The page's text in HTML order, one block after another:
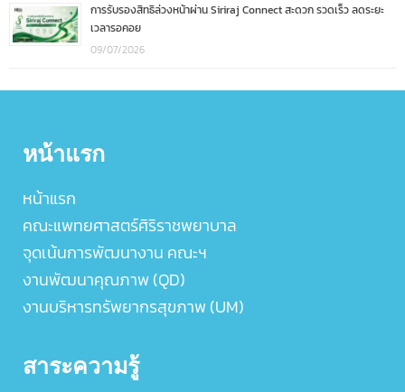
การรับรองสิทธิล่วงหน้าผ่าน Siriraj Connect สะดวก รวดเร็ว ลดระยะ
เวลารอคอย
09/07/2026
หน้าแรก
หน้าแรก
คณะแพทยศาสตร์ศิริราชพยาบาล
จุดเน้นการพัฒนางาน คณะฯ
งานพัฒนาคุณภาพ (QD)
งานบริหารทรัพยากรสุขภาพ (UM)
สาระความรู้